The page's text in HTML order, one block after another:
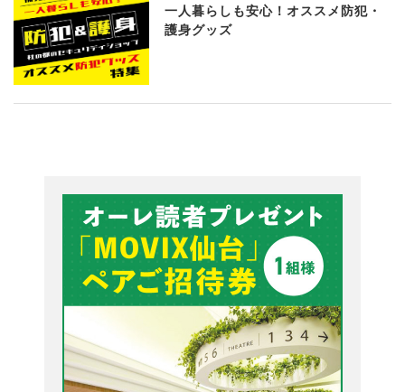
一人暮らしも安心！オススメ防犯・
護身グッズ